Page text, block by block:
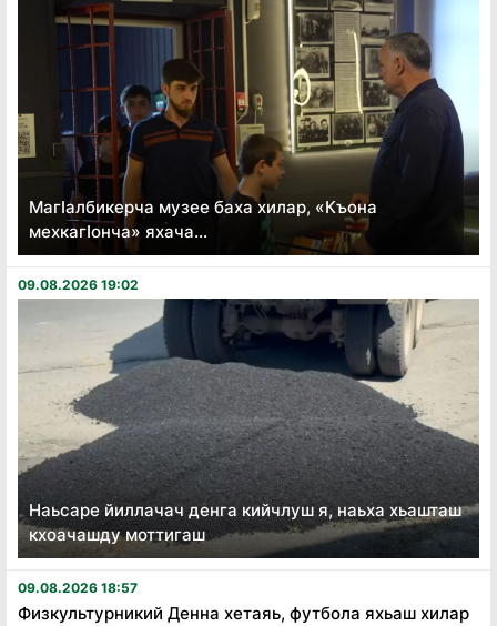
Магӏалбикерча музее баха хилар, «Къона
мехкагӏонча» яхача...
09.08.2026 19:02
Наьсаре йиллачач денга кийчлуш я, наьха хьашташ
кхоачашду моттигаш
09.08.2026 18:57
Физкультурникий Денна хетаяь, футбола яхьаш хилар